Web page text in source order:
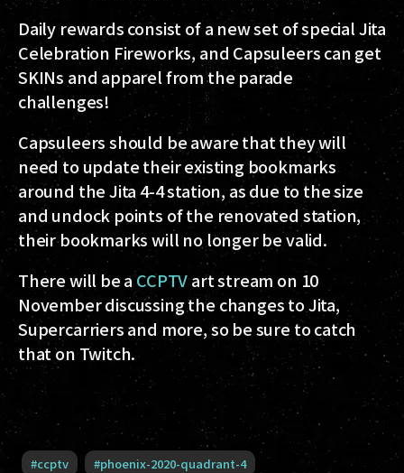
Daily rewards consist of a new set of special Jita
Celebration Fireworks, and Capsuleers can get
SKINs and apparel from the parade
challenges!
Capsuleers should be aware that they will
need to update their existing bookmarks
around the Jita 4-4 station, as due to the size
and undock points of the renovated station,
their bookmarks will no longer be valid.
There will be aCCPTVart stream on 10
November discussing the changes to Jita,
Supercarriers and more, so be sure to catch
that on Twitch.
#ccptv #phoenix-2020-quadrant-4